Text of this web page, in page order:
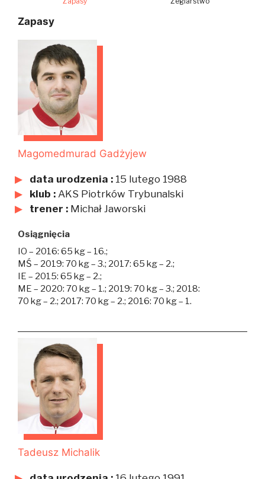
Zapasy
Magomedmurad Gadżyjew
data urodzenia : 15 lutego 1988
klub : AKS Piotrków Trybunalski
trener : Michał Jaworski
Osiągnięcia
IO – 2016: 65 kg – 16.;
MŚ – 2019: 70 kg – 3.; 2017: 65 kg – 2.;
IE – 2015: 65 kg – 2.;
ME – 2020: 70 kg – 1.; 2019: 70 kg – 3.; 2018:
70 kg – 2.; 2017: 70 kg – 2.; 2016: 70 kg – 1.
Tadeusz Michalik